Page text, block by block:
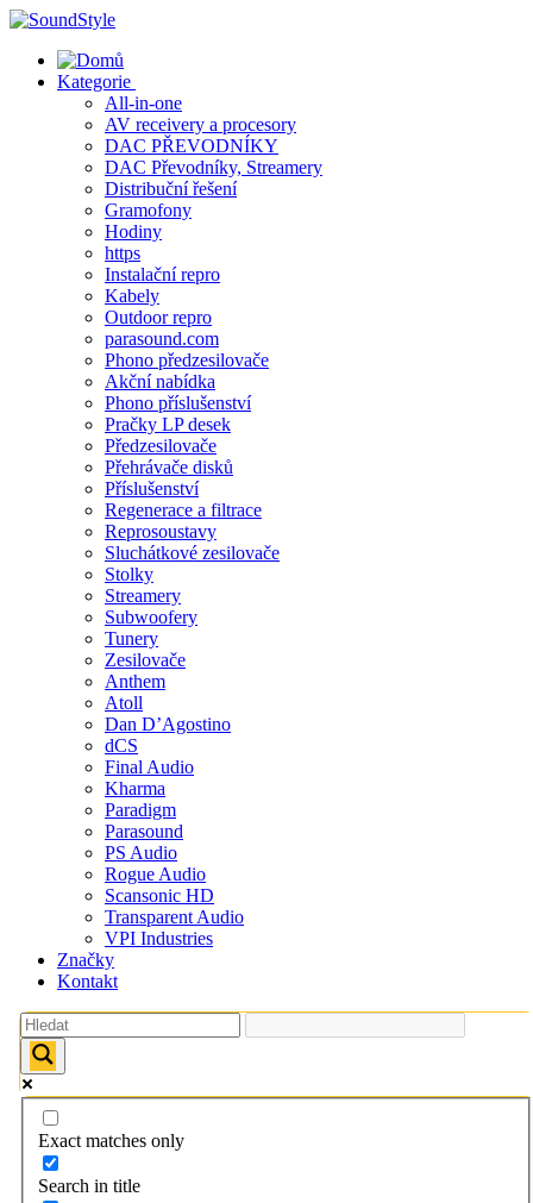
Skip
content
Kategorie
All-in-one
AV receivery a procesory
DAC PŘEVODNÍKY
DAC Převodníky, Streamery
Distribuční řešení
Gramofony
Hodiny
https
Instalační repro
Kabely
Outdoor repro
parasound.com
Phono předzesilovače
Akční nabídka
Phono příslušenství
Pračky LP desek
Předzesilovače
Přehrávače disků
Příslušenství
Regenerace a filtrace
Reprosoustavy
Sluchátkové zesilovače
Stolky
Streamery
Subwoofery
Tunery
Zesilovače
Anthem
Atoll
Dan D’Agostino
dCS
Final Audio
Kharma
Paradigm
Parasound
PS Audio
Rogue Audio
Scansonic HD
Transparent Audio
VPI Industries
Značky
Kontakt
Exact matches only
Search in title